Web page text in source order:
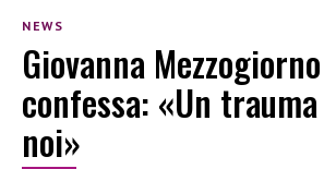
NEWS
Giovanna
confessa: «Un
noi»